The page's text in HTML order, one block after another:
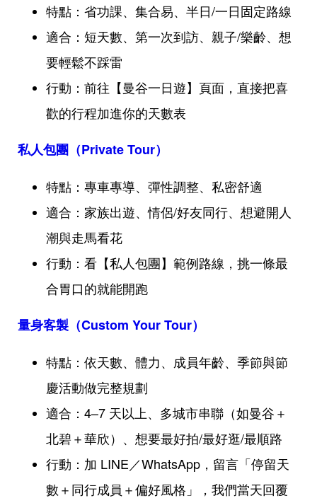
特點：省功課、集合易、半日/一日固定路線
適合：短天數、第一次到訪、親子/樂齡、想
要輕鬆不踩雷
行動：前往【曼谷一日遊】頁面，直接把喜
歡的行程加進你的天數表
私人包團（Private Tour）
特點：專車專導、彈性調整、私密舒適
適合：家族出遊、情侶/好友同行、想避開人
潮與走馬看花
行動：看【私人包團】範例路線，挑一條最
合胃口的就能開跑
量身客製（Custom Your Tour）
特點：依天數、體力、成員年齡、季節與節
慶活動做完整規劃
適合：4–7 天以上、多城市串聯（如曼谷＋
北碧＋華欣）、想要最好拍/最好逛/最順路
行動：加 LINE／WhatsApp，留言「停留天
數＋同行成員＋偏好風格」，我們當天回覆